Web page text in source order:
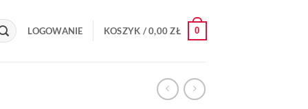
LOGOWANIE KOSZYK /0,00ZŁ 0